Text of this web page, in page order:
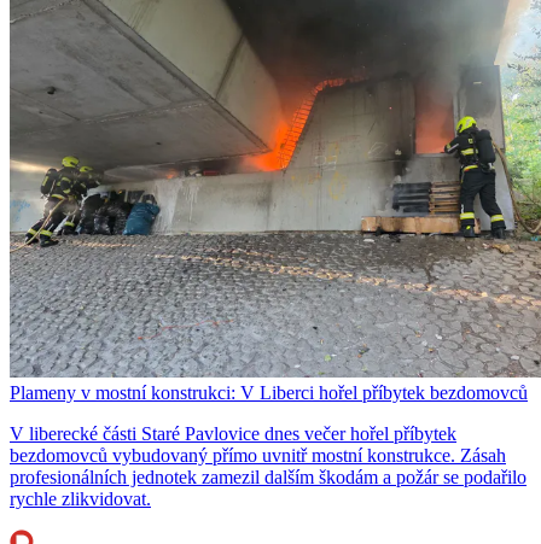
Plameny v mostní konstrukci: V Liberci hořel příbytek bezdomovců
V liberecké části Staré Pavlovice dnes večer hořel příbytek
bezdomovců vybudovaný přímo uvnitř mostní konstrukce. Zásah
profesionálních jednotek zamezil dalším škodám a požár se podařilo
rychle zlikvidovat.